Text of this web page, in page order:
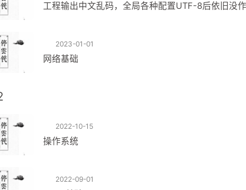
工程输出中文乱码，全局各种配置UTF-8后依旧没
2023-01-01
网络基础
2022-10-15
操作系统
2022-09-01